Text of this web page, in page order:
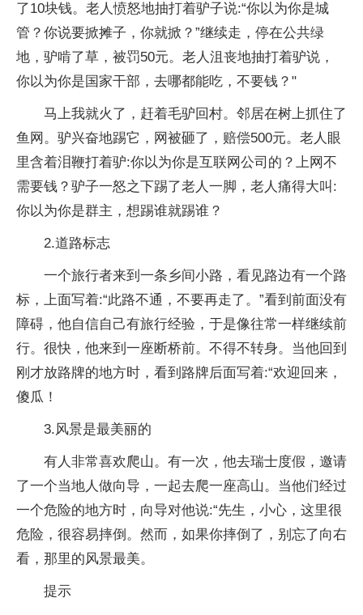
了10块钱。老人愤怒地抽打着驴子说:“你以为你是城
管？你说要掀摊子，你就掀？”继续走，停在公共绿
地，驴啃了草，被罚50元。老人沮丧地抽打着驴说，
你以为你是国家干部，去哪都能吃，不要钱？"
马上我就火了，赶着毛驴回村。邻居在树上抓住了
鱼网。驴兴奋地踢它，网被砸了，赔偿500元。老人眼
里含着泪鞭打着驴:你以为你是互联网公司的？上网不
需要钱？驴子一怒之下踢了老人一脚，老人痛得大叫:
你以为你是群主，想踢谁就踢谁？
2.道路标志
一个旅行者来到一条乡间小路，看见路边有一个路
标，上面写着:“此路不通，不要再走了。”看到前面没有
障碍，他自信自己有旅行经验，于是像往常一样继续前
行。很快，他来到一座断桥前。不得不转身。当他回到
刚才放路牌的地方时，看到路牌后面写着:“欢迎回来，
傻瓜！
3.风景是最美丽的
有人非常喜欢爬山。有一次，他去瑞士度假，邀请
了一个当地人做向导，一起去爬一座高山。当他们经过
一个危险的地方时，向导对他说:“先生，小心，这里很
危险，很容易摔倒。然而，如果你摔倒了，别忘了向右
看，那里的风景最美。
提示